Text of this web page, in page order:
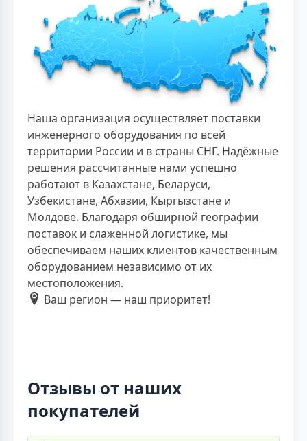
Наша организация осуществляет поставки
инженерного оборудования по всей
территории России и в страны СНГ. Надёжные
решения рассчитанные нами успешно
работают в Казахстане, Беларуси,
Узбекистане, Абхазии, Кыргызстане и
Молдове. Благодаря обширной географии
поставок и слаженной логистике, мы
обеспечиваем наших клиентов качественным
оборудованием независимо от их
местоположения.
Ваш регион — наш приоритет!
Отзывы от наших
покупателей